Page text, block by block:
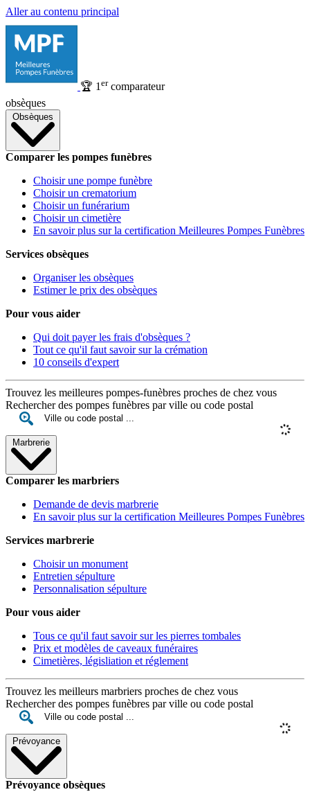
Aller au contenu principal
🏆 1 ercomparateur
obsèques
Obsèques
Comparer les pompes funèbres
Choisir une pompe funèbre
Choisir un crematorium
Choisir un funérarium
Choisir un cimetière
En savoir plus sur la certification Meilleures Pompes Funèbres
Services obsèques
Organiser les obsèques
Estimer le prix des obsèques
Pour vous aider
Qui doit payer les frais d'obsèques ?
Tout ce qu'il faut savoir sur la crémation
10 conseils d'expert
Trouvez les meilleures pompes-funèbres proches de chez vous
Rechercher des pompes funèbres par ville ou code postal
Marbrerie
Comparer les marbriers
Demande de devis marbrerie
En savoir plus sur la certification Meilleures Pompes Funèbres
Services marbrerie
Choisir un monument
Entretien sépulture
Personnalisation sépulture
Pour vous aider
Tous ce qu'il faut savoir sur les pierres tombales
Prix et modèles de caveaux funéraires
Cimetières, législiation et réglement
Trouvez les meilleurs marbriers proches de chez vous
Rechercher des pompes funèbres par ville ou code postal
Prévoyance
Prévoyance obsèques